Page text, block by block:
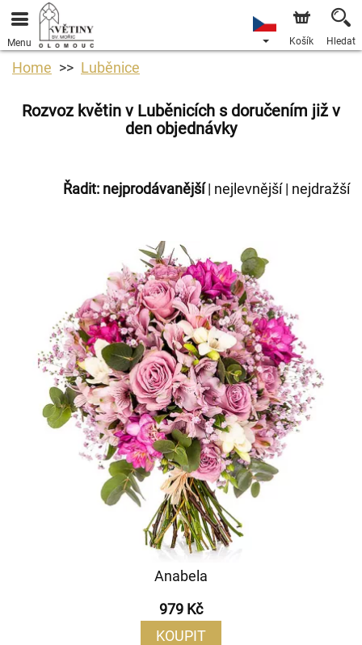
Menu Košík Hledat
Home Luběnice
Rozvoz květin v Luběnicích s doručením již v
den objednávky
Řadit: nejprodávanější| nejlevnější| nejdražší
Anabela
979 Kč
KOUPIT